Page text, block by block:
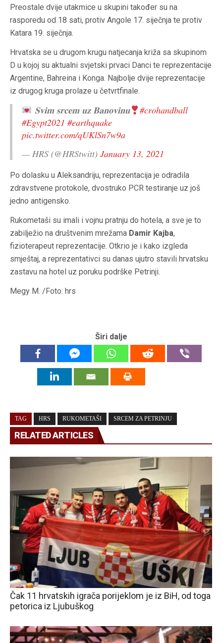
Preostale dvije utakmice u skupini također su na
rasporedu od 18 sati, protiv Angole 17. siječnja te protiv
Katara 19. siječnja.
Hrvatska se u drugom krugu natjecanja križa sa skupinom
D u kojoj su aktualni svjetski prvaci Danci te reprezentacije
Argentine, Bahreina i Konga. Najbolje dvije reprezentacije
iz drugog kruga prolaze u četvrtfinale.
𝐒𝐯𝐢𝐦 𝐬𝐫𝐜𝐞𝐦 𝐮𝐳 𝐁𝐚𝐧𝐨𝐯𝐢𝐧𝐮
#crohandball
#Egypt2021 #earthquake
pic.twitter.com/qUKlSn7w9a
— HRS (@HRStwitt) January 13, 2021
Po dolasku u Aleksandriju, reprezentacija je odradila
zdravstvene protokole, dvostruko PCR testiranje uz još
jedno antigensko.
Rukometaši su imali i vojnu pratnju do hotela, a sve je to
zabilježio na društvenim mrežama Damir Kajba,
fizioterapeut reprezentacije. Otkrio je i kako izgleda
smještaj, a reprezentativci su danas ujutro stavili hrvatsku
zastavu na hotel uz poruku podrške Petrinji.
Megy M. /Foto: hrs
Širi dalje
TAG HRS RUKOMETAŠI SRCEM ZA PETRINJU
RELATED ARTICLES
Čak 11 hrvatskih igrača porijeklom je iz BiH, od toga
petorica iz Ljubuškog